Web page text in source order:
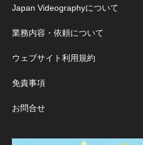
Japan Videographyについて
業務内容・依頼について
ウェブサイト利用規約
免責事項
お問合せ